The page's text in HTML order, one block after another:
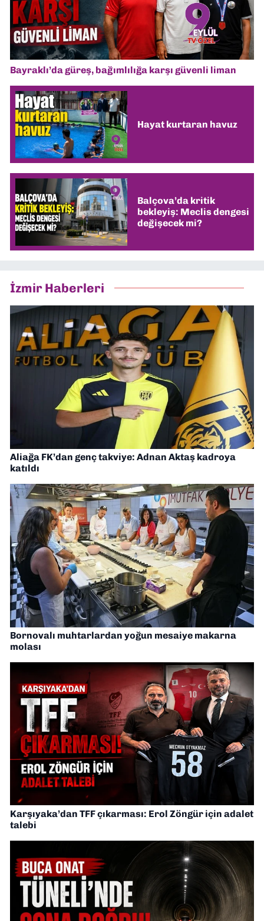
Bayraklı’da güreş, bağımlılığa karşı güvenli liman
Hayat kurtaran havuz
Balçova’da kritik
bekleyiş: Meclis dengesi
değişecek mi?
İzmir Haberleri
Aliağa FK’dan genç takviye: Adnan Aktaş kadroya
katıldı
Bornovalı muhtarlardan yoğun mesaiye makarna
molası
Karşıyaka’dan TFF çıkarması: Erol Zöngür için adalet
talebi